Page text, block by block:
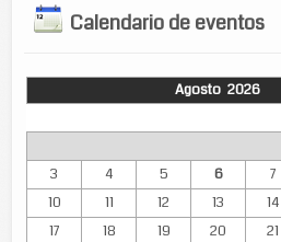
Calendario de eventos
Agosto 2026
3
4 5 6 7
10
11 12 13 14
17
18 19 20 21